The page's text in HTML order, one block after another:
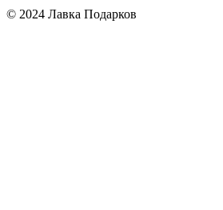
© 2024 Лавка Подарков